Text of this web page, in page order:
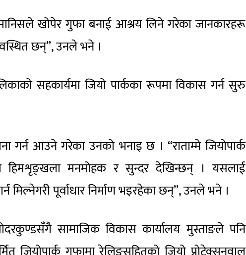
मानिसले खोपेर गुफा बनाई आश्रय लिने गरेका जानकारहरू
छन्”, उनले भने ।
सहकार्यमा जियो पार्कका रूपमा विकास गर्न सुरु
गर्न आउने गरेका उनको भनाइ छ । “राताम्मे जियोपार्क
हिमशृङ्खला मनमोहक र सुन्दर देखिन्छन् । यसलाई
मिल्नेगरी पूर्वाधार निर्माण भइरहेका छन्”, उनले भने ।
सामाजिक विकास कार्यालय मुस्ताङले पनि